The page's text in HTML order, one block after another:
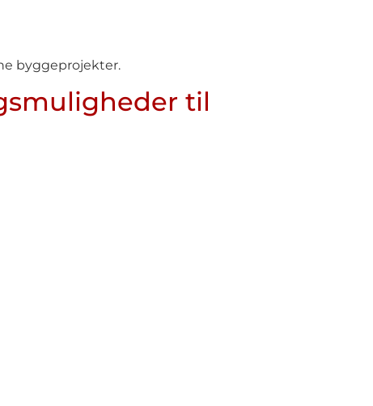
byggeprojekter.
til